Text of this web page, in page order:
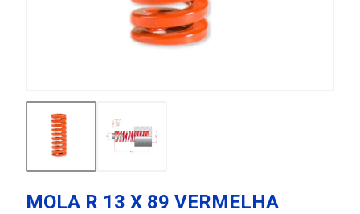
MOLA R 13 X 89 VERMELHA